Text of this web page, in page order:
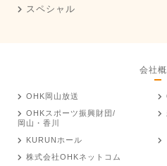
スペシャル
会社
OHK岡山放送
OHKスポーツ振興財団/
岡山・香川
KURUNホール
株式会社OHKネットコム